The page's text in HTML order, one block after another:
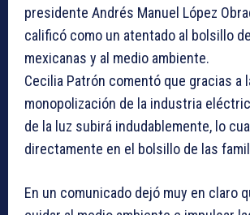
presidente Andrés Manuel López
calificó como un atentado al bolsillo
mexicanas y al medio ambiente.
Cecilia Patrón comentó que gracias a
monopolización de la industria
de la luz subirá indudablemente, lo
directamente en el bolsillo de las
En un comunicado dejó muy en claro